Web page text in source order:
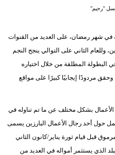
"رحيم"
شهر رمضان، على العديد من القنوات
وللعام الثاني على التوالي ينجح النجم
البطولة المطلقة من خلال اختياره
مردودًا إيجابيًا كبيرًا على مواقع
بشكل مختلف عن ما تم تناوله في
حول أحد رجال الأعمال البارزين يسمى
قبل قيام ثورة يناير/كانون الثاني
الذي يستثمر أمواله في العديد من